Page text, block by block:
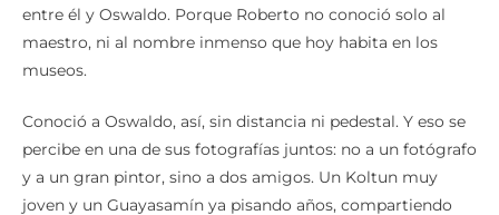
maestro, ni al nombre inmenso que hoy habita en los
museos.
percibe en una de sus fotografías juntos: no a un fotógrafo
y a un gran pintor, sino a dos amigos. Un Koltun muy
joven y un Guayasamín ya pisando años, compartiendo
una naturalidad que solo existe entre quienes se han